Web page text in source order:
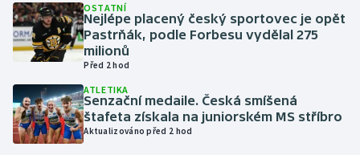
Jezdectví
Judo
Krasobruslení
Lezení
OSTATNÍ
Nejlépe placený český sportovec je opět
Pastrňák, podle Forbesu vydělal 275
milionů
Před 2 hod
ATLETIKA
Senzační medaile. Česká smíšená
štafeta získala na juniorském MS stříbro
Aktualizováno před 2 hod